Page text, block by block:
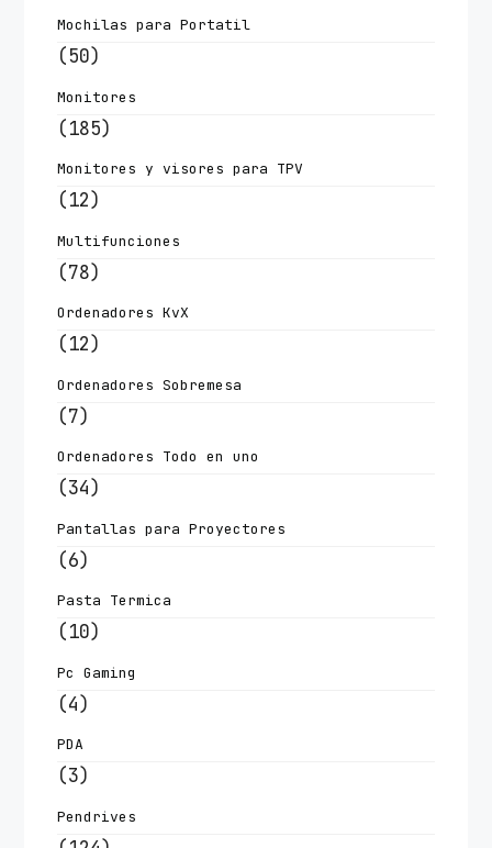
Mochilas para Portatil
(50)
Monitores
(185)
Monitores y visores para TPV
(12)
Multifunciones
(78)
Ordenadores KvX
(12)
Ordenadores Sobremesa
(7)
Ordenadores Todo en uno
(34)
Pantallas para Proyectores
(6)
Pasta Termica
(10)
Pc Gaming
(4)
PDA
(3)
Pendrives